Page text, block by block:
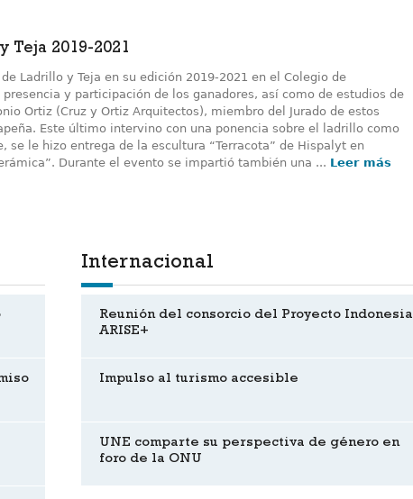
2019-2021
Ladrillo y Teja en su edición 2019-2021 en el Colegio de
y participación de los ganadores, así como de estudios de
Ortiz (Cruz y Ortiz Arquitectos), miembro del Jurado de estos
Este último intervino con una ponencia sobre el ladrillo como
le hizo entrega de la escultura “Terracota” de Hispalyt en
Durante el evento se impartió también una ... Leer más
Internacional
Reunión del consorcio del Proyecto Indonesia
ARISE+
Impulso al turismo accesible
UNE comparte su perspectiva de género en
foro de la ONU